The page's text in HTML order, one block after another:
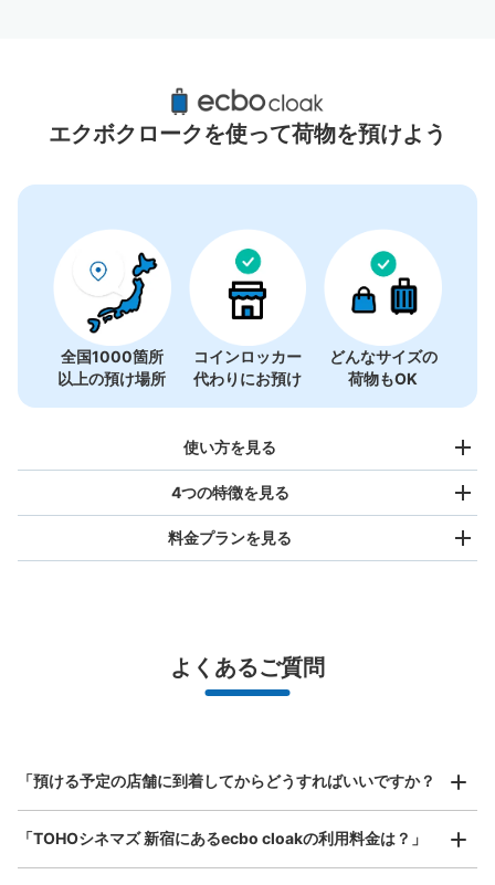
TOHOシネマズ 新宿周辺のおすすめコインロ
ッカー
JR新宿駅駅から徒歩5分
TOHOシネマ新宿の右側にあるローソンの隣の店の脇に設
エクボクロークを使って荷物を預けよう
全国1000箇所
以上の預け場所
コインロッカー
代わりにお預け
どんなサイズの
荷物もOK
使い方を見る
スマホからお店と日時を
指定して事前予約
4つの特徴を見る
全国1,000箇所以上と提携
料金プランを見る
最大辺が45cm未満の大きさのお荷物（リュック、ハンド
バッグ、お手荷物など）
¥800/ 日
器、ベビーカーなど）
よくあるご質問
「預ける予定の店舗に到着してからどうすればいいですか？
「TOHOシネマズ 新宿にあるecbo cloakの利用料金は？」